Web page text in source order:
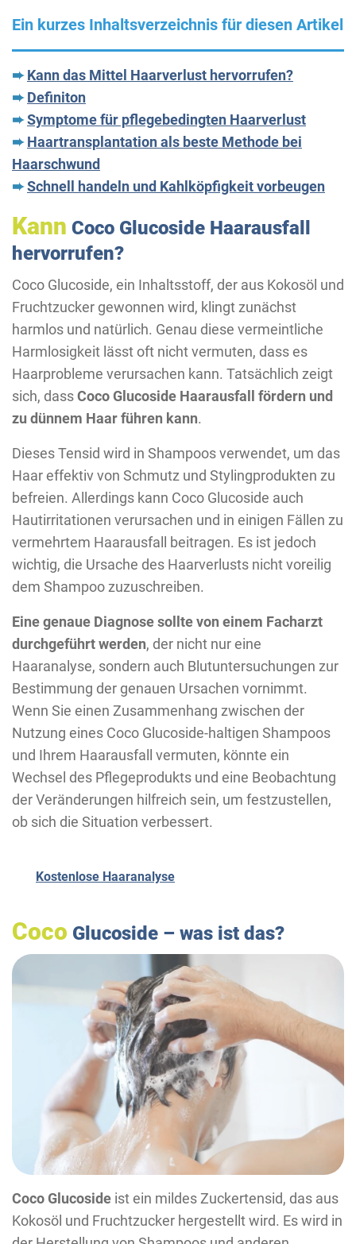
Ein kurzes Inhaltsverzeichnis für diesen Artikel
➨Kann das Mittel Haarverlust hervorrufen?
➨Definiton
➨Symptome für pflegebedingten Haarverlust
➨Haartransplantation als beste Methode bei
Haarschwund
➨Schnell handeln und Kahlköpfigkeit vorbeugen
Kann Coco Glucoside Haarausfall
hervorrufen?
Coco Glucoside, ein Inhaltsstoff, der aus Kokosöl und
Fruchtzucker gewonnen wird, klingt zunächst
harmlos und natürlich. Genau diese vermeintliche
Harmlosigkeit lässt oft nicht vermuten, dass es
Haarprobleme verursachen kann. Tatsächlich zeigt
sich, dassCoco Glucoside Haarausfall fördern und
zu dünnem Haar führen kann.
Dieses Tensid wird in Shampoos verwendet, um das
Haar effektiv von Schmutz und Stylingprodukten zu
befreien. Allerdings kann Coco Glucoside auch
Hautirritationen verursachen und in einigen Fällen zu
vermehrtem Haarausfall beitragen. Es ist jedoch
wichtig, die Ursache des Haarverlusts nicht voreilig
dem Shampoo zuzuschreiben.
Eine genaue Diagnose sollte von einem Facharzt
durchgeführt werden, der nicht nur eine
Haaranalyse, sondern auch Blutuntersuchungen zur
Bestimmung der genauen Ursachen vornimmt.
Wenn Sie einen Zusammenhang zwischen der
Nutzung eines Coco Glucoside-haltigen Shampoos
und Ihrem Haarausfall vermuten, könnte ein
Wechsel des Pflegeprodukts und eine Beobachtung
der Veränderungen hilfreich sein, um festzustellen,
ob sich die Situation verbessert.
Kostenlose Haaranalyse
Coco Glucoside – was ist das?
Coco Glucoside ist ein mildes Zuckertensid, das aus
Kokosöl und Fruchtzucker hergestellt wird. Es wird in